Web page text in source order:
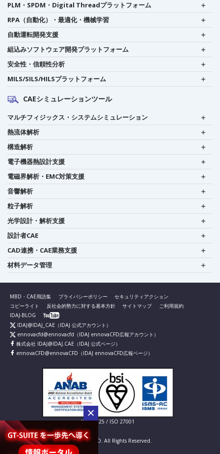
PLM・SPDM・Digital Threadプラットフォーム
RPA（自動化）・最適化・機械学習
自動運転開発支援
組込みソフトウェア開発プラットフォーム
安全性・信頼性分析
MILS/SILS/HILSプラットフォーム
CAEシミュレーションツール
マルチフィジックス・システムシミュレーション
熱流体解析
構造解析
電子機器熱設計支援
電磁界解析・EMC対策支援
音響解析
粒子解析
光学設計・解析支援
設計者CAE
CAD連携・CAE業務支援
材料データ管理
MBD・CAE用語集 プライバシーポリシー
セキュリティアクション
コピーライト
反社会的勢力に対する基本方針 サイトマップ
ご利用規約
IDAJ-BLOG
IDAJ@IDAJ_CAE （IDAJ 公式アカウント）
ennovacfd@ennovacfd （IDAJ ennovaCFD広報アカウント）
株式会社 IDAJ@IDAJ.CAE （IDAJ 公式ページ）
ennovaCFD@ennovaCFD （IDAJ ennovaCFD広報ページ）
IS 826725 / ISO 27001
© IDAJ Co., LTD. All Rights Reserved.